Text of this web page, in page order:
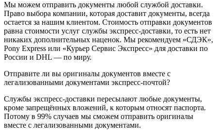
Мы можем отправить документы любой службой доставки.
Право выбора компании, которая доставит документы, всегда
остается за нашим клиентом. Стоимость отправки документов
равна стоимости услуг службы экспресс-доставки, то есть нет
никаких дополнительных наценок. Мы рекомендуем «СДЭК»,
Pony Express или «Курьер Сервис Экспресс» для доставки по
России и DHL — по миру.
Отправите ли вы оригиналы документов вместе с
легализованными документами экспресс-почтой?
Службы экспресс-доставки пересылают любые документы,
кроме запрещённых вложений, к которым относят паспорта.
Потому в 99% случаев мы сможем отправить оригиналы
вместе с легализованными документами.